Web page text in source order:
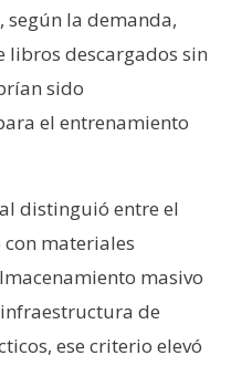
según la demanda,
libros descargados sin
sido
el entrenamiento
distinguió entre el
materiales
masivo
de
ese criterio elevó